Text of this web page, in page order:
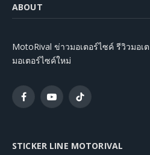
ABOUT
MotoRival ข่าวมอเตอร์ไซค์ รีวิวมอเ
มอเตอร์ไซค์ใหม่
FacebookYouTubeTikTok
STICKER LINE MOTORIVAL